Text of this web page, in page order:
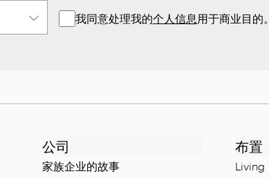
我同意处理我的个人信息 用于商业目的。
公司
家族企业的故事
布置
Living